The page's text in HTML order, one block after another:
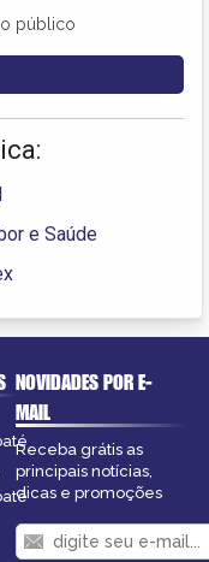
público
e Saúde
NOVIDADES POR E-
MAIL
Receba grátis as
principais notícias,
dicas e promoções